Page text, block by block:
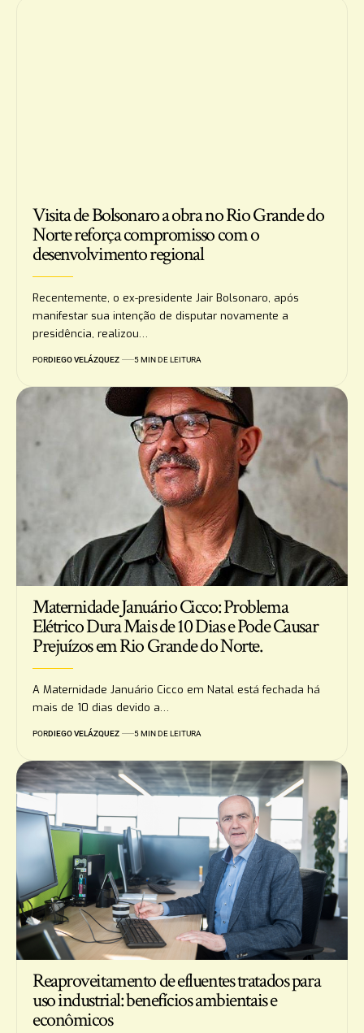
Visita de Bolsonaro a obra no Rio Grande do
Norte reforça compromisso com o
desenvolvimento regional
Recentemente, o ex-presidente Jair Bolsonaro, após
manifestar sua intenção de disputar novamente a
presidência, realizou…
PORDIEGO VELÁZQUEZ 5 MIN DE LEITURA
Maternidade Januário Cicco: Problema
Elétrico Dura Mais de 10 Dias e Pode Causar
Prejuízos em Rio Grande do Norte.
A Maternidade Januário Cicco em Natal está fechada há
mais de 10 dias devido a…
PORDIEGO VELÁZQUEZ 5 MIN DE LEITURA
Reaproveitamento de efluentes tratados para
uso industrial: benefícios ambientais e
econômicos